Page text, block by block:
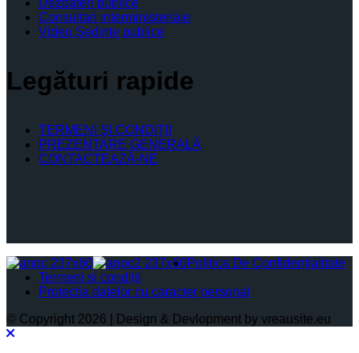
Dezbateri publice
Consultari interministeriale
Video Şedinţe publice
Legături rapide
TERMENI ŞI CONDIŢII
PREZENTARE GENERALĂ
CONTACTEAZĂ-NE
Politica De Confidențialitate
Termeni și condiții
Protectia datelor cu caracter personal
© Copyright 2026 | Design & Devlopment by vreausite.eu